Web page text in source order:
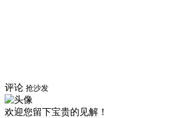
评论 抢沙发
欢迎您留下宝贵的见解！